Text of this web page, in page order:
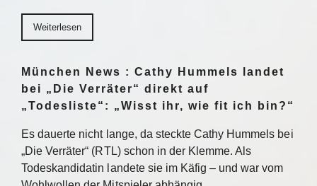
Weiterlesen
München News : Cathy Hummels landet
bei „Die Verräter“ direkt auf
„Todesliste“: „Wisst ihr, wie fit ich bin?“
Es dauerte nicht lange, da steckte Cathy Hummels bei
„Die Verräter“ (RTL) schon in der Klemme. Als
Todeskandidatin landete sie im Käfig – und war vom